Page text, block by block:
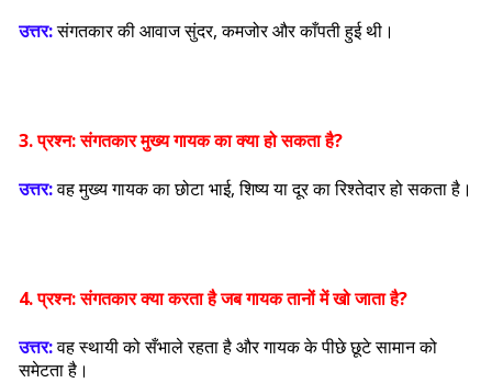
उत्तर:संगतकार की आवाज सुंदर, कमजोर और काँपती हुई थी।
3. प्रश्न:संगतकार मुख्य गायक का क्या हो सकता है?
उत्तर:वह मुख्य गायक का छोटा भाई, शिष्य या दूर का रिश्तेदार हो सकता है।
4. प्रश्न:संगतकार क्या करता है जब गायक तानों में खो जाता है?
उत्तर:वह स्थायी को सँभाले रहता है और गायक के पीछे छूटे सामान को
समेटता है।